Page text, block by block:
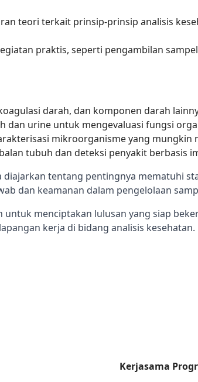
teori terkait prinsip-prinsip analisis
praktis, seperti pengambilan
darah, dan komponen darah
dan urine untuk mengevaluasi fungsi
mikroorganisme yang mungkin
tubuh dan deteksi penyakit berbasis
diajarkan tentang pentingnya mematuhi
dan keamanan dalam pengelolaan
menciptakan lulusan yang siap
kerja di bidang analisis kesehatan.
Kerjasama